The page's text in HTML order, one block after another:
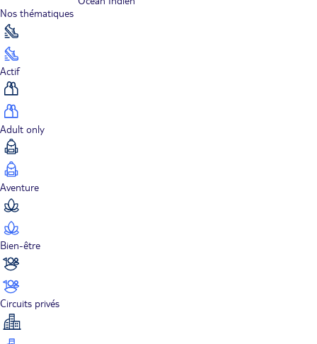
Nos thématiques
Actif
Adult only
Aventure
Bien-être
Circuits privés